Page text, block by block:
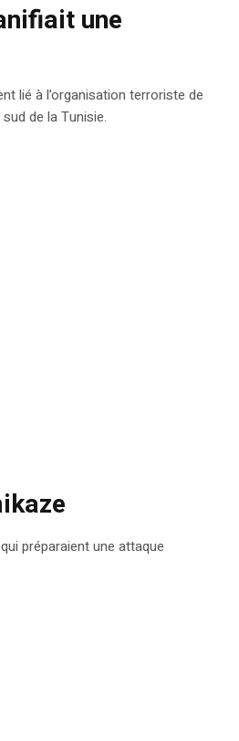
une
lié à l’organisation terroriste de
de la Tunisie.
préparaient une attaque